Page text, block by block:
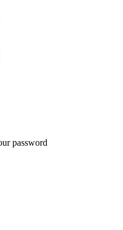
password